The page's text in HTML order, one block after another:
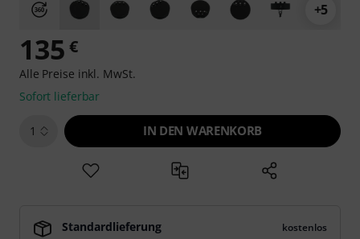
+5
135 €
Alle Preise inkl. MwSt.
Sofort lieferbar
1 IN DEN WARENKORB
Standardlieferung
kostenlos